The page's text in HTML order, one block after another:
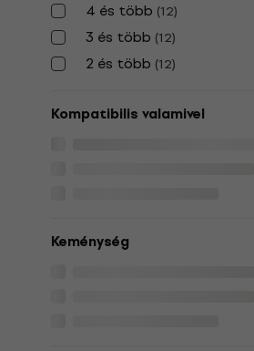
4 és több (12)
3 és több (12)
2 és több (12)
Kompatibilis valamivel
Keménység